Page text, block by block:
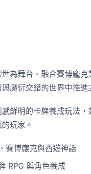
為舞台、融合賽博龐
魔衍交錯的世界中推
鮮明的卡牌養成玩法
玩家。
賽博龐克與西遊神話
RPG 與角色養成